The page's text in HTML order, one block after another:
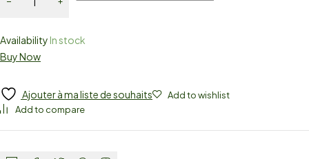
AvailabilityIn stock
Buy Now
Ajouter à ma liste de souhaits
Add to wishlist
Add to compare